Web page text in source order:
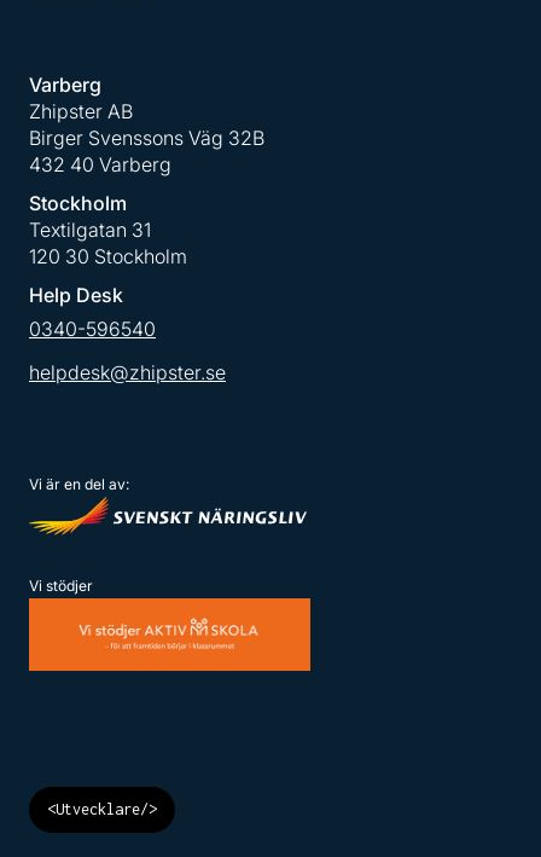
Varberg
Zhipster AB
Birger Svenssons Väg 32B
432 40 Varberg
Stockholm
Textilgatan 31
120 30 Stockholm
Help Desk
0340-596540
helpdesk@zhipster.se
Vi är en del av:
Vi stödjer
<Utvecklare/>